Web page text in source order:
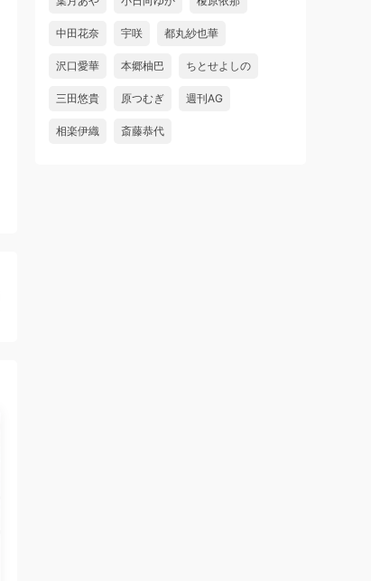
中田花奈 宇咲 都丸紗也華
沢口愛華 本郷柚巴 ちとせよしの
三田悠貴 原つむぎ 週刊AG
相楽伊織 斎藤恭代